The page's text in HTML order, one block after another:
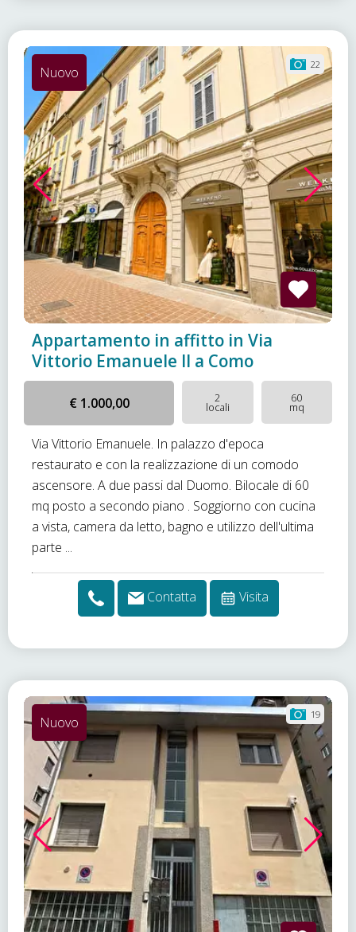
22
Nuovo
Appartamento in affitto in Via
Vittorio Emanuele II a Como
€ 1.000,00 2
locali
60
mq
Via Vittorio Emanuele. In palazzo d'epoca
restaurato e con la realizzazione di un comodo
ascensore. A due passi dal Duomo. Bilocale di 60
mq posto a secondo piano . Soggiorno con cucina
a vista, camera da letto, bagno e utilizzo dell'ultima
parte ...
Contatta Visita
19
Nuovo